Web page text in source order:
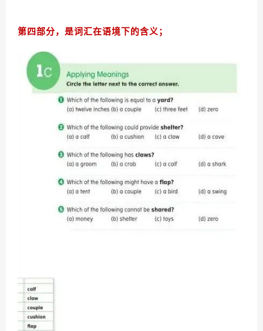
第四部分，是词汇在语境下的含义；